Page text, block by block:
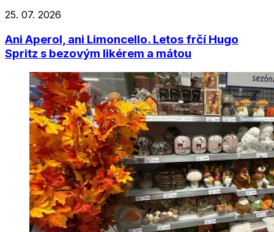
25. 07. 2026
Ani Aperol, ani Limoncello. Letos frčí Hugo
Spritz s bezovým likérem a mátou